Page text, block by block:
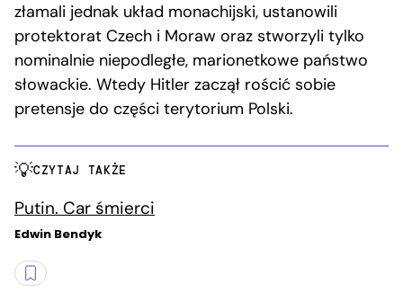
złamali jednak układ monachijski, ustanowili
protektorat Czech i Moraw oraz stworzyli tylko
nominalnie niepodległe, marionetkowe państwo
słowackie. Wtedy Hitler zaczął rościć sobie
pretensje do części terytorium Polski.
CZYTAJ TAKŻE
Putin. Car śmierci
Edwin Bendyk